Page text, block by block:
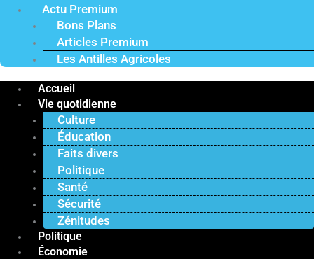
Actu Premium
Bons Plans
Articles Premium
Les Antilles Agricoles
Accueil
Vie quotidienne
Culture
Éducation
Faits divers
Politique
Santé
Sécurité
Zénitudes
Politique
Économie